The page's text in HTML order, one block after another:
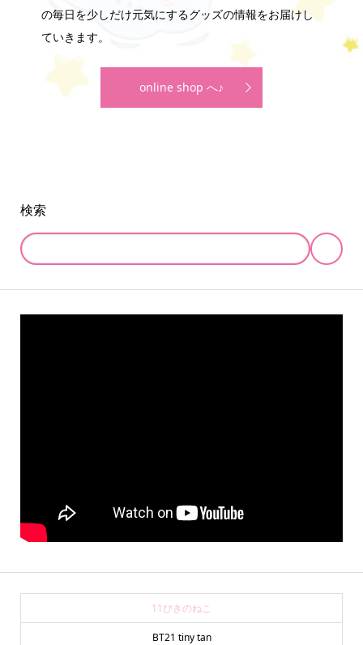
の毎日を少しだけ元気にするグッズの情報をお届けし
ていきます。
online shop へ♪
検索
11ぴきのねこ
BT21 tiny tan